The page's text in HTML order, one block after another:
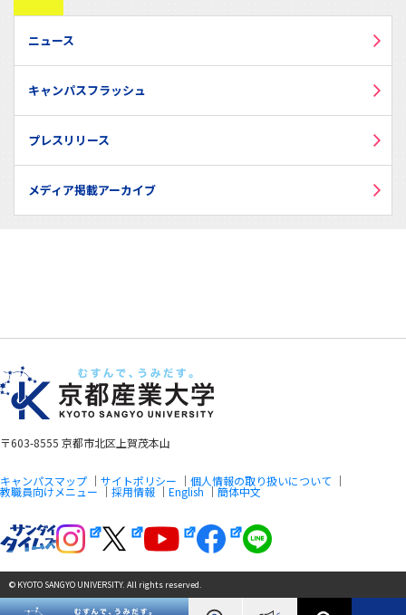
ニュース
キャンパスフラッシュ
プレスリリース
メディア掲載アーカイブ
〒603-8555 京都市北区上賀茂本山
キャンパスマップ サイトポリシー 個人情報の取り扱いについて
教職員向けメニュー 採用情報 English 簡体中文
© KYOTO SANGYO UNIVERSITY. All rights reserved.